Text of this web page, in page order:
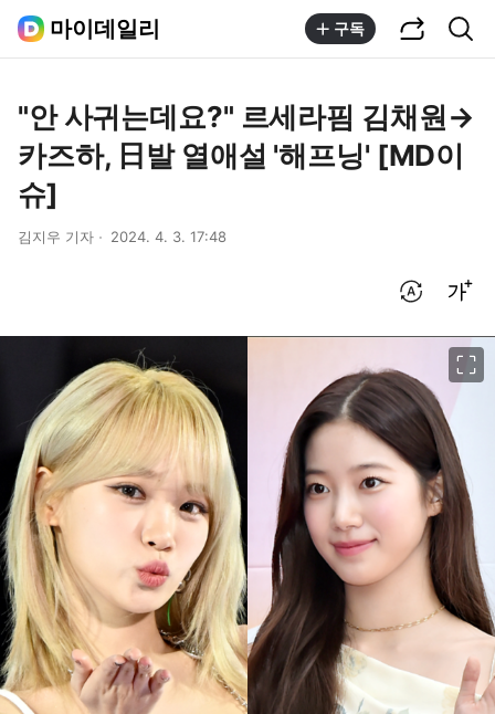
마이데일리 구독
"안 사귀는데요?" 르세라핌 김채원→
카즈하, 日발 열애설 '해프닝' [MD이
슈]
김지우 기자 2024. 4. 3. 17:48